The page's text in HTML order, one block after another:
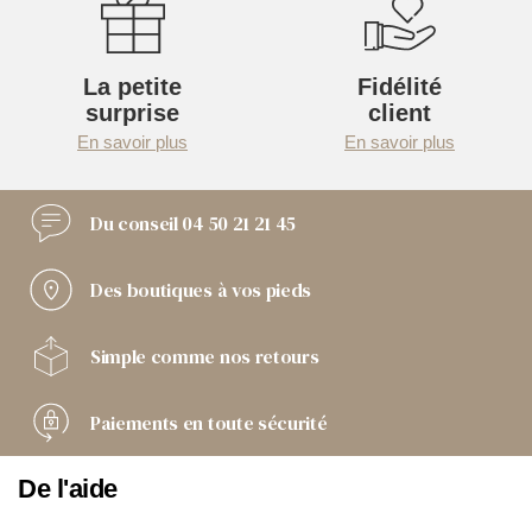
La petite
surprise
En savoir plus
Fidélité
client
En savoir plus
Du conseil04 50 21 21 45
Des boutiques à vos pieds
Simple comme nos retours
Paiements en toute sécurité
De l'aide